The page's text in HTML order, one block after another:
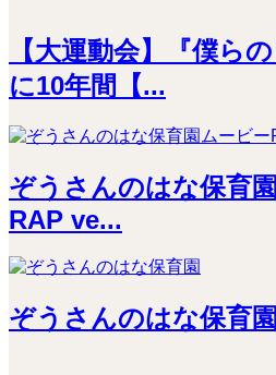
【大運動会】『僕ら
に10年間【...
ぞうさんのはな保育
RAP ve...
ぞうさんのはな保育